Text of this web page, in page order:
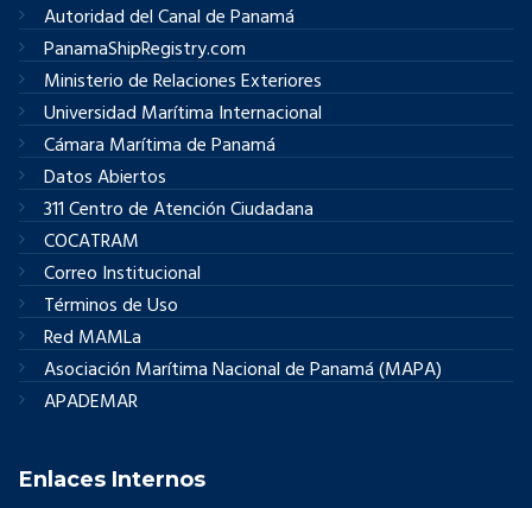
Autoridad del Canal de Panamá
PanamaShipRegistry.com
Ministerio de Relaciones Exteriores
Universidad Marítima Internacional
Cámara Marítima de Panamá
Datos Abiertos
311 Centro de Atención Ciudadana
COCATRAM
Correo Institucional
Términos de Uso
Red MAMLa
Asociación Marítima Nacional de Panamá (MAPA)
APADEMAR
Enlaces Internos